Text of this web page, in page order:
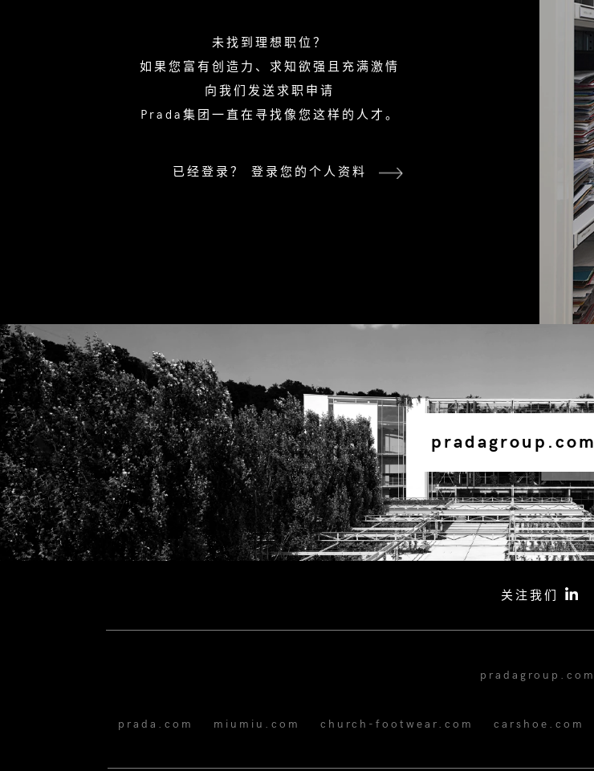
未找到理想职位？
如果您富有创造力、求知欲强且充满激情
向我们发送求职申请
Prada集团一直在寻找像您这样的人才。
已经登录？ 登录您的个人资料
pradagroup.com
关注我们
pradagroup.com
prada.com miumiu.com church-footwear.com carshoe.com